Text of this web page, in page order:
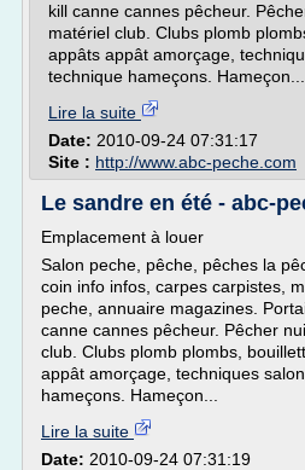
kill canne cannes pêcheur.
matériel club. Clubs plomb
appâts appât amorçage,
technique hameçons. Hameçon...
Lire la suite
Date: 2010-09-24 07:31:17
Site : http://www.abc-peche.com
Le sandre en été - abc-
Emplacement à louer
Salon peche, pêche, pêches la
coin info infos, carpes carpistes,
peche, annuaire magazines.
canne cannes pêcheur. Pêcher
club. Clubs plomb plombs,
appât amorçage, techniques
hameçons. Hameçon...
Lire la suite
Date: 2010-09-24 07:31:19